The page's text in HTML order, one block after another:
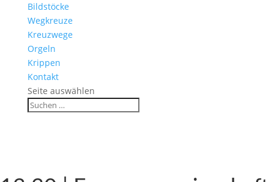
Bild­stöcke
Wegkreuze
Kreuz­wege
Orgeln
Krippen
Kontakt
Seite auswählen